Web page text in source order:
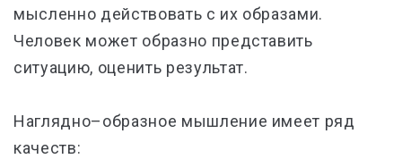
мысленно действовать с их образами.
Человек может образно представить
ситуацию, оценить результат.
Наглядно–образное мышление имеет ряд
качеств: